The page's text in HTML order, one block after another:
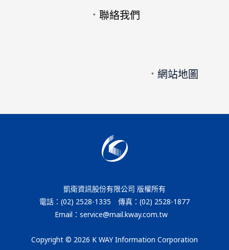
． 聯絡我們
． 網站地圖
凱衛資訊股份有限公司 版權所有
電話：(02) 2528-1335 傳真：(02) 2528-1877
Email：service@mail.kway.com.tw
Copyright © 2026 K WAY Information Corporation